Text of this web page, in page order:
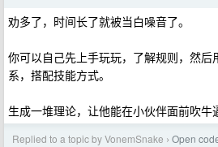
劝多了，时间长了就被当白噪音了。
你可以自己先上手玩玩，了解规则，然后
系，搭配技能方式。
生成一堆理论，让他能在小伙伴面前吹牛
Replied to a topic by VonemSnake › Open